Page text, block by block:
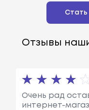
Отзывы
Очень рад
интернет-